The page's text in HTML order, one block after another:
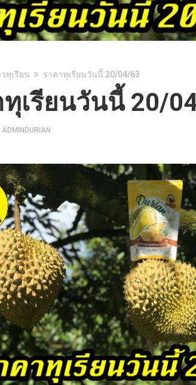
ทุเรียน ราคาทุเรียนวันนี้ 20/04/63
เรียนวันนี้ 20/
ADMINDURIAN